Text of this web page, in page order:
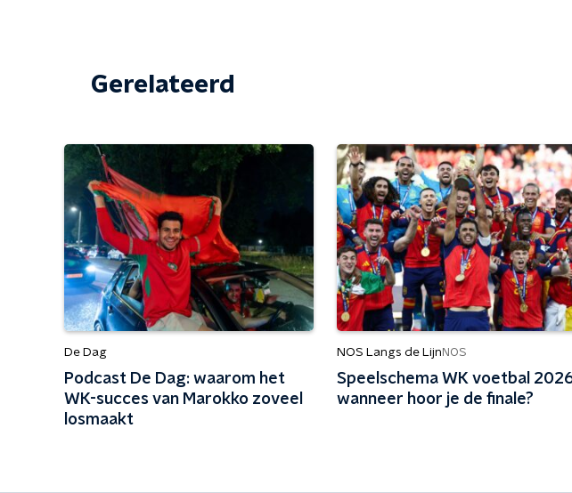
Gerelateerd
De Dag
Podcast De Dag: waarom het
WK-succes van Marokko zoveel
losmaakt
NOS Langs de Lijn NOS
Speelschema WK voetbal
wanneer hoor je de finale?